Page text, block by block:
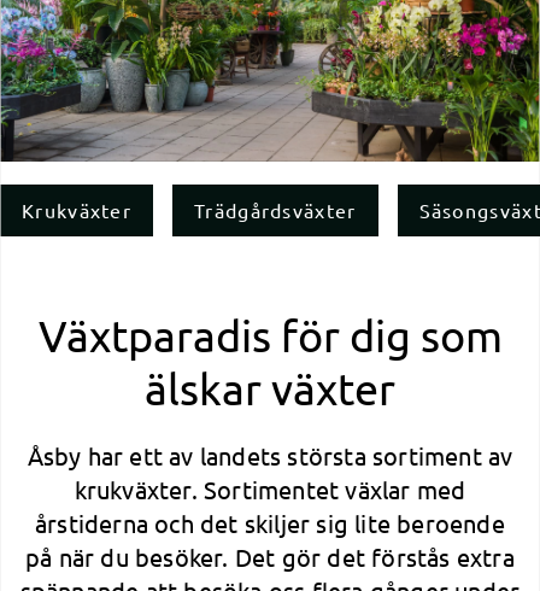
Krukväxter Trädgårdsväxter
Växtparadis för dig som
älskar växter
Åsby har ett av landets största sortiment av
krukväxter. Sortimentet växlar med
årstiderna och det skiljer sig lite beroende
på när du besöker. Det gör det förstås extra